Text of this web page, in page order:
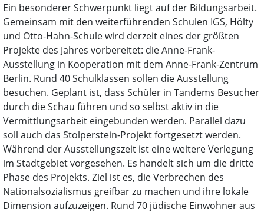
Ein besonderer Schwerpunkt liegt auf der Bildungsarbeit.
Gemeinsam mit den weiterführenden Schulen IGS, Hölty
und Otto-Hahn-Schule wird derzeit eines der größten
Projekte des Jahres vorbereitet: die Anne-Frank-
Ausstellung in Kooperation mit dem Anne-Frank-Zentrum
Berlin. Rund 40 Schulklassen sollen die Ausstellung
besuchen. Geplant ist, dass Schüler in Tandems Besucher
durch die Schau führen und so selbst aktiv in die
Vermittlungsarbeit eingebunden werden. Parallel dazu
soll auch das Stolperstein-Projekt fortgesetzt werden.
Während der Ausstellungszeit ist eine weitere Verlegung
im Stadtgebiet vorgesehen. Es handelt sich um die dritte
Phase des Projekts. Ziel ist es, die Verbrechen des
Nationalsozialismus greifbar zu machen und ihre lokale
Dimension aufzuzeigen. Rund 70 jüdische Einwohner aus